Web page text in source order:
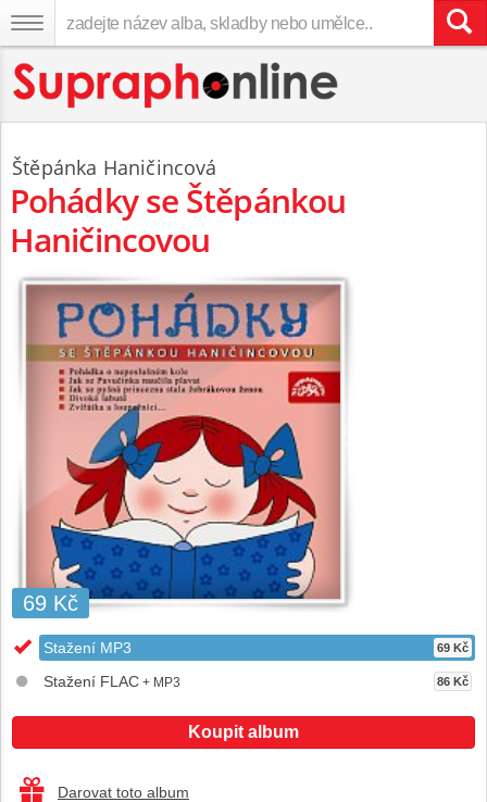
Štěpánka Haničincová
Pohádky se Štěpánkou
Haničincovou
69 Kč
Stažení MP3 69 Kč
Stažení FLAC + MP3 86 Kč
Koupit album
Darovat toto album